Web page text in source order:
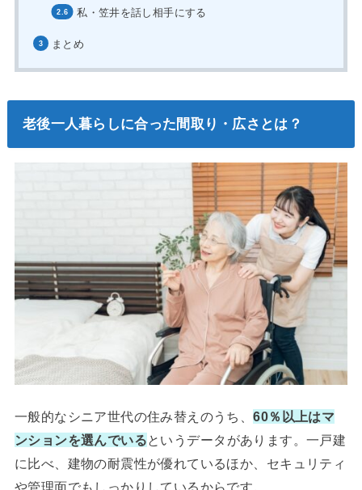
私・笠井を話し相手にする
まとめ
老後一人暮らしに合った間取り・広さとは？
一般的なシニア世代の住み替えのうち、60％以上はマ
ンションを選んでいるというデータがあります。一戸建
に比べ、建物の耐震性が優れているほか、セキュリティ
や管理面でもしっかりしているからです。